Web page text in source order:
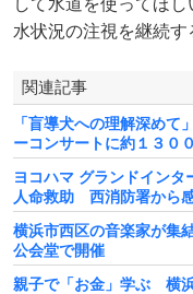
水状況の注視を継続す
関連記事
「盲導犬への理解深めて
ーコンサートに約１３０
ヨコハマ グランドイン
人命救助 西消防署から
横浜市西区の音楽家が集
公会堂で開催
親子で「お金」学ぶ 横